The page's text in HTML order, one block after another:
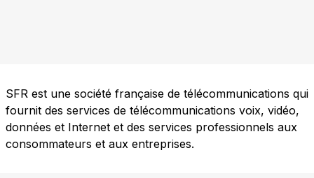
SFR est une société française de télécommunications qui
fournit des services de télécommunications voix, vidéo,
données et Internet et des services professionnels aux
consommateurs et aux entreprises.